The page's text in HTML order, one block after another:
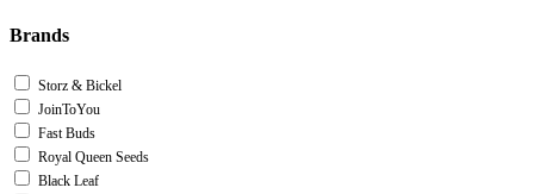
Brands
Storz & Bickel
JoinToYou
Fast Buds
Royal Queen Seeds
Black Leaf